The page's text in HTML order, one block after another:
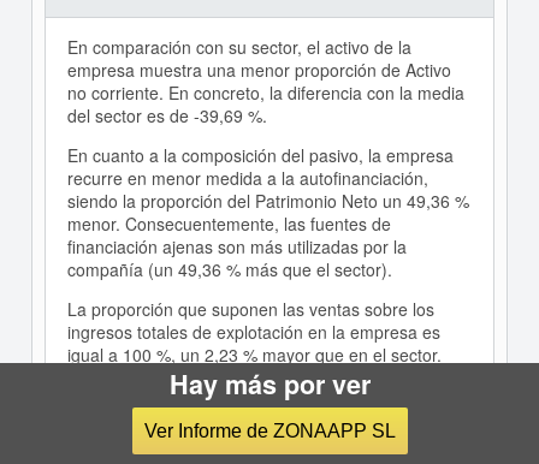
En comparación con su sector, el activo de la
empresa muestra una menor proporción de Activo
no corriente. En concreto, la diferencia con la media
del sector es de -39,69 %.
En cuanto a la composición del pasivo, la empresa
recurre en menor medida a la autofinanciación,
siendo la proporción del Patrimonio Neto un 49,36 %
menor. Consecuentemente, las fuentes de
financiación ajenas son más utilizadas por la
compañía (un 49,36 % más que el sector).
La proporción que suponen las ventas sobre los
ingresos totales de explotación en la empresa es
igual a 100 %, un 2,23 % mayor que en el sector.
El EBIT de la empresa fue positivo e igual a un 4,2 %
respecto a los ingresos totales de explotación, un
1,15 % inferior al del sector.
Hay más por ver
Ver Informe de ZONAAPP SL